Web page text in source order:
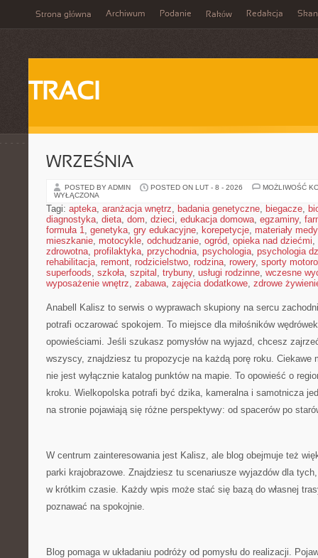
Strona główna Archiwum Podanie Raków Redakcja
TRACI
WRZEŚNIA
POSTED BY ADMIN POSTED ON LUT - 8 - 2026
MOŻLIWOŚĆ
WYŁĄCZONA
Tagi: apteka, aranżacja wnętrz, badania genetyczne, biegacze,
diagnostyka, dieta, dom, dzieci, edukacja domowa, egzaminy,
formuła 1, genetyka, gry edukacyjne, korepetycje, materiały
mieszkanie, motocykle, odchudzanie, ogród, opieka nad dziećmi,
zdrowotna, profilaktyka, przychodnia, psychologia, psychologia
rehabilitacja, remont, rodzicielstwo, rodzina, rowery, sporty
superfoods, szkoła, szpital , trybuny, usługi rodzinne, wczesne
wyposażenie wnętrz, zabawa, zajęcia dodatkowe, zdrowe
Anabell Kalisz to serwis o wyprawach skupiony na sercu
potrafi oczarować spokojem. To miejsce dla miłośników
opowieściami. Jeśli szukasz pomysłów na wyjazd, chcesz
wszyscy, znajdziesz tu propozycje na każdą porę roku. Ciekawe
nie jest wyłącznie katalog punktów na mapie. To opowieść o
kroku. Wielkopolska potrafi być dzika, kameralna i samotnicza
na stronie pojawiają się różne perspektywy: od spacerów po
W centrum zainteresowania jest Kalisz, ale blog obejmuje też
parki krajobrazowe. Znajdziesz tu scenariusze wyjazdów dla
w krótkim czasie. Każdy wpis może stać się bazą do własnej
poznawać na spokojnie.
Blog pomaga w układaniu podróży od pomysłu do realizacji.